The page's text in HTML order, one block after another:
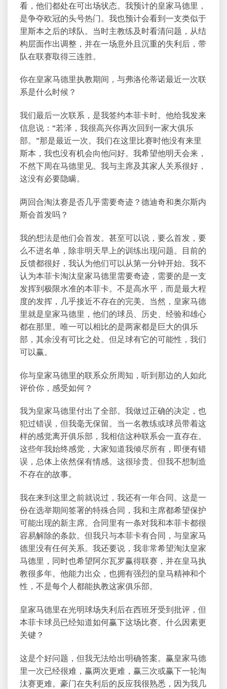
看，他们都处在可出场状态。我预计的皇家马德里，
是争夺欧冠的头号热门。我也预计会看到一支类似于
里斯本之后的球队。当时主教练及时看清问题，从结
构层面作出调整，并在一场意外且沉重的失利后，带
队在联赛取得三连胜。
你在皇家马德里执教期间，与弗洛伦蒂诺最近一次联
系是什么时候？
我们最后一次联系，是我签约本菲卡时。他给我发来
信息说：“若泽，我很高兴你再次回到一家大俱乐
部。”那是最近一次。我们在这里比赛时他没有来里
斯本，我也没有机会向他问好。我希望他明天会来，
不然下周在马德里见。我与主席及其家人关系很好，
这没有必要隐瞒。
两回合淘汰赛是否几乎需要奇迹？德迪奇和奥尔斯内
斯会首发吗？
我的想法是他们会首发。甚至可以说，要么首发，要
么不进名单，除非明天早上的训练出现问题。目前的
反馈都很好，我认为他们可以从第一分钟开始。我不
认为本菲卡淘汰皇家马德里需要奇迹，需要的是一支
发挥到极限水准的本菲卡。不是高水平，而是最大程
度的发挥，几乎接近不存在的完美。当然，皇家马德
里就是皇家马德里，他们的球员、历史、经验和雄心
都在那里。唯一可以相比的是两家都是巨大的俱乐
部，其余没有可比之处。但足球有它的可能性，我们
可以赢。
你与皇家马德里的联系众所周知，听到那边的人如此
评价你，感受如何？
我为皇家马德里付出了全部。我做过正确的决定，也
犯过错误，但我毫无保留。当一名教练或球员带着这
样的感觉离开俱乐部，我相信这种联系会一直存在。
这些年我始终感觉，大家知道我倾尽所有，即便有错
误，总体上依然保有情感。这很珍贵。但我不想制造
不存在的故事。
我在来到这里之前就说过，我还有一年合同。这是一
份在选举期间签署的特殊合同，我和主席都希望保护
可能出现的新主席。合同里有一条对我和本菲卡都很
容易解除的条款。但我只与本菲卡有合同，与皇家马
德里没有任何关系。我还要说，我非常希望淘汰皇家
马德里，同时也希望阿尔瓦罗赢得联赛，并在皇马执
教很多年。他能力出众，也拥有强烈的皇马精神和个
性，不是每个人都能执教这家俱乐部。
皇家马德里在光明球场失利后在西班牙受到批评，但
本菲卡球员已经知道如何赢下这场比赛。什么因素更
关键？
这是个好问题，但我无法给出明确答案。赢皇家马德
里一次已经很难，赢两次更难，赢三次或赢下一轮淘
汰赛更难。豪门在失利后的反应我很熟悉，因为我几